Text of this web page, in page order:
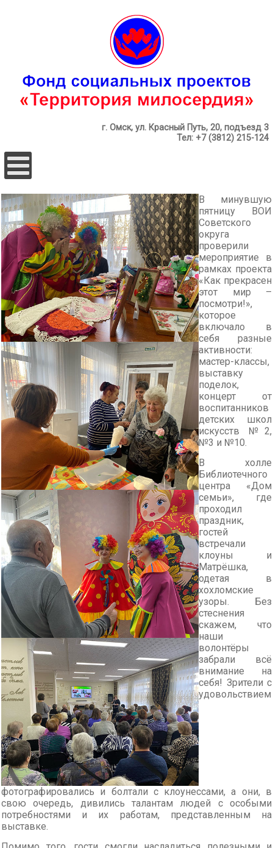
г. Омск, ул. Красный Путь, 20, подъезд 3
Тел: +7 (3812) 215-124
В минувшую
пятницу ВОИ
Советского
округа
проверили
мероприятие в
рамках проекта
«Как прекрасен
этот мир –
посмотри!»,
которое
включало в
себя разные
активности:
мастер-классы,
выставку
поделок,
концерт от
воспитанников
детских школ
искусств №2,
№3 и №10.
В холле
Библиотечного
центра «Дом
семьи», где
проходил
праздник,
гостей
встречали
клоуны и
Матрёшка,
одетая в
хохломские
узоры. Без
стеснения
скажем, что
наши
волонтёры
забрали всё
внимание на
себя! Зрители с
удовольствием
фотографировались и болтали с клоунессами, а они, в
свою очередь, дивились талантам людей с особыми
потребностями и их работам, представленным на
выставке.